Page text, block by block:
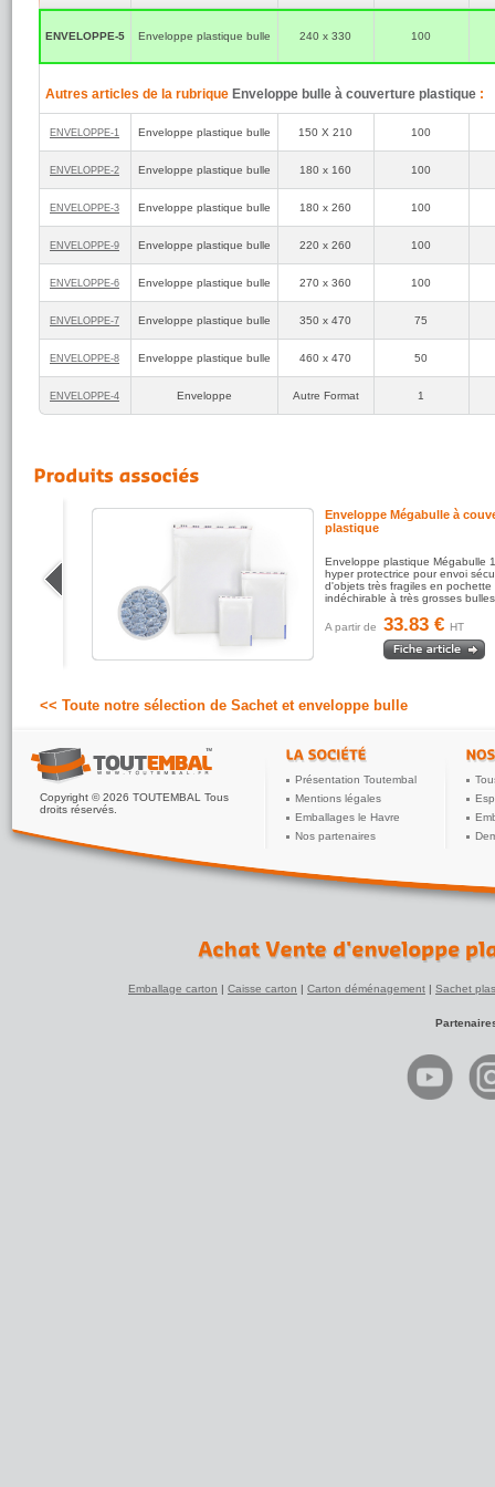
ENVELOPPE‑5 Enveloppe plastique bulle 240 x 330 100
Autres articles de la rubrique Enveloppe bulle à couverture plastique :
ENVELOPPE‑1 Enveloppe plastique bulle 150 X 210 100
ENVELOPPE‑2 Enveloppe plastique bulle 180 x 160 100
ENVELOPPE‑3 Enveloppe plastique bulle 180 x 260 100
ENVELOPPE‑9 Enveloppe plastique bulle 220 x 260 100
ENVELOPPE‑6 Enveloppe plastique bulle 270 x 360 100
ENVELOPPE‑7 Enveloppe plastique bulle 350 x 470 75
ENVELOPPE‑8 Enveloppe plastique bulle 460 x 470 50
ENVELOPPE‑4 Enveloppe Autre Format 1
Enveloppe Mégabulle à
plastique
Enveloppe plastique Mégabulle
hyper protectrice pour envoi
d'objets très fragiles en pochette
indéchirable à très grosses
A partir de 33.83 € HT
<< Toute notre sélection de Sachet et enveloppe bulle
Copyright © 2026 TOUTEMBAL Tous
droits réservés.
Présentation Toutembal
Mentions légales
Emballages le Havre
Nos partenaires
Emballage carton | Caisse carton | Carton déménagement | Sachet